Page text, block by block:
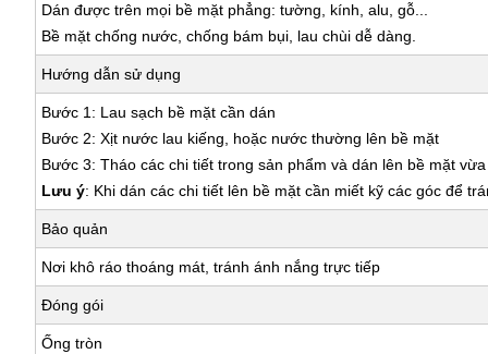
Dán được trên mọi bề mặt phẳng: tường, kính, alu, gỗ...
Bề mặt chống nước, chống bám bụi, lau chùi dễ dàng.
Hướng dẫn sử dụng
Bước 1: Lau sạch bề mặt cần dán
Bước 2: Xịt nước lau kiếng, hoặc nước thường lên bề mặt
Bước 3: Tháo các chi tiết trong sản phẩm và dán lên bề mặt
Lưu ý: Khi dán các chi tiết lên bề mặt cần miết kỹ các góc để
Bảo quản
Nơi khô ráo thoáng mát, tránh ánh nắng trực tiếp
Đóng gói
Ống tròn